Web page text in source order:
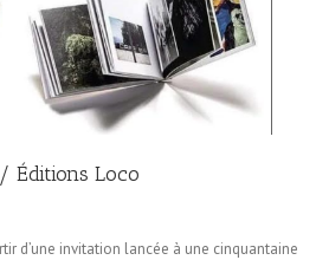
Éditions Loco
d’une invitation lancée à une cinquantaine